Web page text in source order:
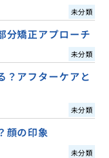
未分類
分矯正アプローチ
未分類
？アフターケアと
未分類
顔の印象
未分類